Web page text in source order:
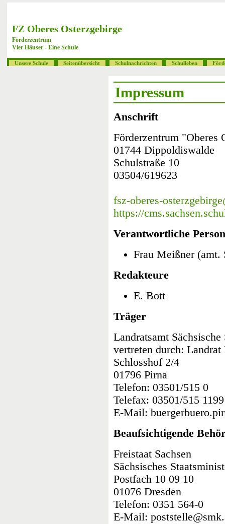
FZ Oberes Osterzgebirge
Förderzentrum
Vier Häuser - Eine Schule
Unsere Schule Seitenübersicht Schulnachrichten Schulleben
Impressum
Anschrift
Förderzentrum "Oberes
01744 Dippoldiswalde
Schulstraße 10
03504/619623
fsz-oberes-
https://
Verantwortliche
Frau Meißner (amt.
Redakteure
E. Bott
Träger
Landratsamt
vertreten durch:
Schlosshof 2/4
01796 Pirna
Telefon: 03501/515 0
Telefax: 03501/515 1199
E-Mail:
Beaufsichtigende
Freistaat Sachsen
Sächsisches
Postfach 10 09 10
01076 Dresden
Telefon: 0351 564-0
E-Mail: